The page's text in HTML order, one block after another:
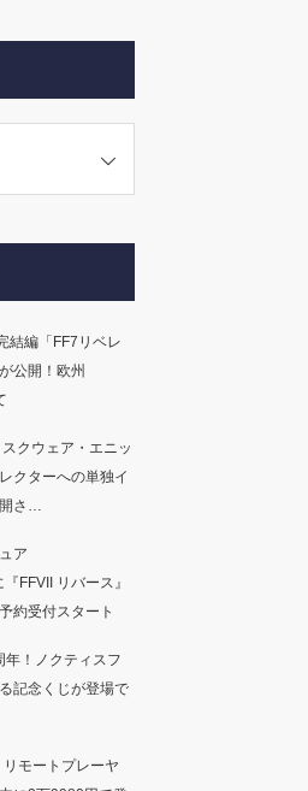
結編「FF7リベレ
公開！欧州
クウェア・エニッ
クターへの単独イ
開さ…
ア
FFVII リバース』
約受付スタート
年！ノクティスフ
記念くじが登場で
リモートプレーヤ